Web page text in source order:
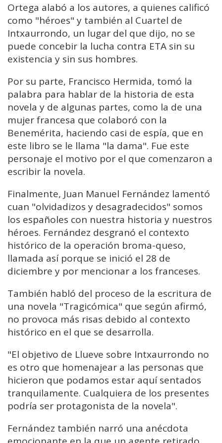
Ortega alabó a los autores, a quienes calificó
como "héroes" y también al Cuartel de
Intxaurrondo, un lugar del que dijo, no se
puede concebir la lucha contra ETA sin su
existencia y sin sus hombres.
Por su parte, Francisco Hermida, tomó la
palabra para hablar de la historia de esta
novela y de algunas partes, como la de una
mujer francesa que colaboró con la
Benemérita, haciendo casi de espía, que en
este libro se le llama "la dama". Fue este
personaje el motivo por el que comenzaron a
escribir la novela.
Finalmente, Juan Manuel Fernández lamentó
cuan "olvidadizos y desagradecidos" somos
los españoles con nuestra historia y nuestros
héroes. Fernández desgranó el contexto
histórico de la operación broma-queso,
llamada así porque se inició el 28 de
diciembre y por mencionar a los franceses.
También habló del proceso de la escritura de
una novela "Tragicómica" que según afirmó,
no provoca más risas debido al contexto
histórico en el que se desarrolla.
"El objetivo de Llueve sobre Intxaurrondo no
es otro que homenajear a las personas que
hicieron que podamos estar aquí sentados
tranquilamente. Cualquiera de los presentes
podría ser protagonista de la novela".
Fernández también narró una anécdota